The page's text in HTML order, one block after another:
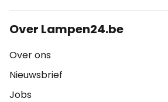
Over Lampen24.be
Over ons
Nieuwsbrief
Jobs